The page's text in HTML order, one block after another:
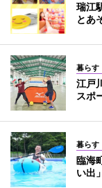
瑞江
とあ
暮らす
江戸
スポ
暮らす
臨海
い出